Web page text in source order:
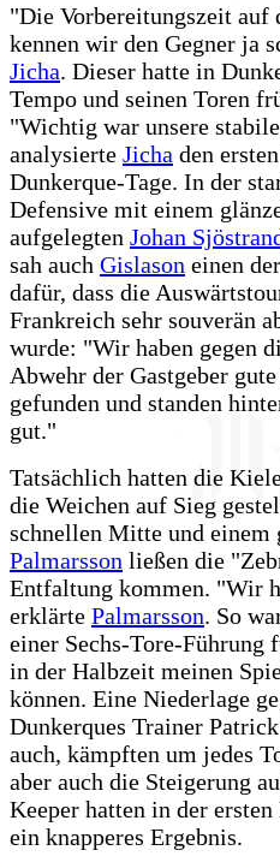
"Die Vorbereitungszeit auf
kennen wir den Gegner ja
Jicha. Dieser hatte in
Tempo und seinen Toren
"Wichtig war unsere
analysierte Jicha den
Dunkerque-Tage. In der
Defensive mit einem
aufgelegten Johan
sah auch Gislason einen
dafür, dass die
Frankreich sehr souverän
wurde: "Wir haben gegen
Abwehr der Gastgeber
gefunden und standen
gut."
Tatsächlich hatten die
die Weichen auf Sieg
schnellen Mitte und einem
Palmarsson ließen die
Entfaltung kommen. "Wir
erklärte Palmarsson. So
einer Sechs-Tore-Führung
in der Halbzeit meinen
können. Eine Niederlage
Dunkerques Trainer
auch, kämpften um jedes
aber auch die Steigerung
Keeper hatten in der
ein knapperes Ergebnis.